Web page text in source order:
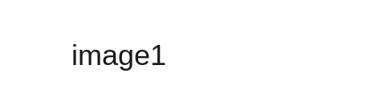
image1